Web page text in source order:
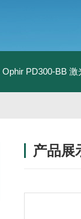
Ophir PD300-BB
产品展